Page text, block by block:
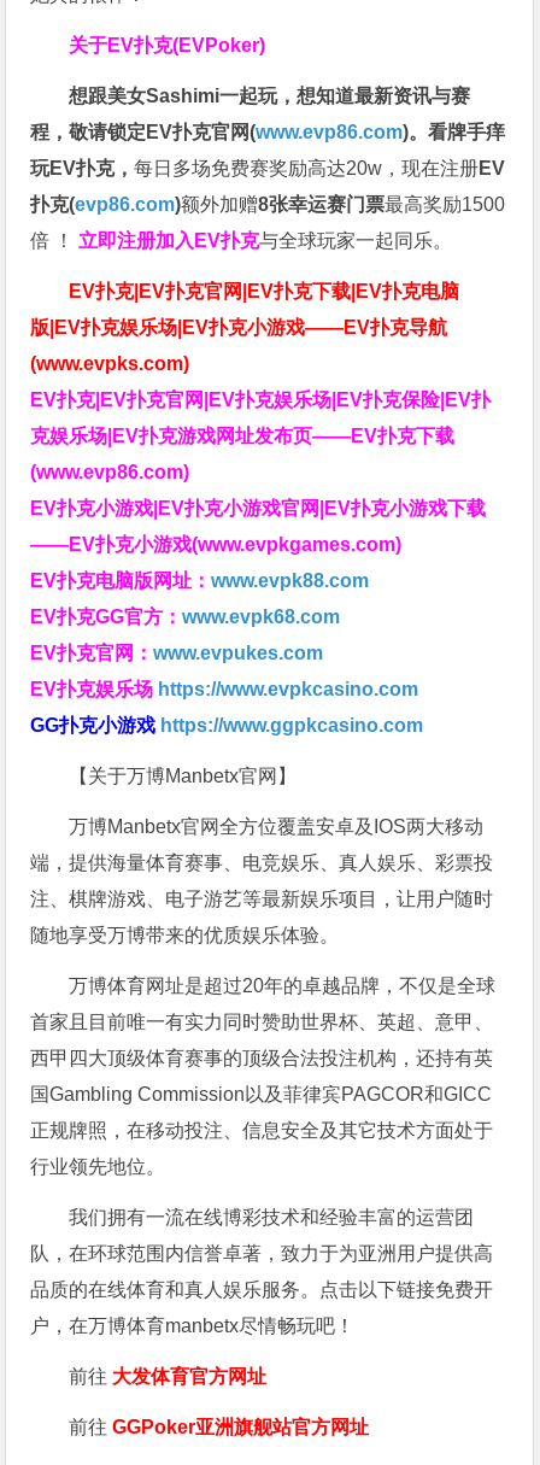
关于EV扑克(EVPoker)
想跟美女Sashimi一起玩，想知道最新资讯与赛
程，敬请锁定EV扑克官网(www.evp86.com)。看牌手痒
玩EV扑克，每日多场免费赛奖励高达20w，现在注册EV
扑克(evp86.com)额外加赠8张幸运赛门票最高奖励1500
倍
！ 立即注册加入EV扑克与全球玩家一起同乐。
EV扑克|EV扑克官网|EV扑克下载|EV扑克电脑
版|EV扑克娱乐场|EV扑克小游戏——EV扑克导航
(www.evpks.com)
EV扑克|EV扑克官网|EV扑克娱乐场|EV扑克保险|EV扑
克娱乐场|EV扑克游戏网址发布页——EV扑克下载
(www.evp86.com)
EV扑克小游戏|EV扑克小游戏官网|EV扑克小游戏下载
——EV扑克小游戏(www.evpkgames.com)
EV扑克电脑版网址：www.evpk88.com
EV扑克GG官方：www.evpk68.com
EV扑克官网：www.evpukes.com
EV扑克娱乐场 https://www.evpkcasino.com
GG扑克小游戏 https://www.ggpkcasino.com
【关于万博Manbetx官网】
万博Manbetx官网全方位覆盖安卓及IOS两大移动
端，提供海量体育赛事、电竞娱乐、真人娱乐、彩票投
注、棋牌游戏、电子游艺等最新娱乐项目，让用户随时
随地享受万博带来的优质娱乐体验。
万博体育网址是超过20年的卓越品牌，不仅是全球
首家且目前唯一有实力同时赞助世界杯、英超、意甲、
西甲四大顶级体育赛事的顶级合法投注机构，还持有英
国Gambling Commission以及菲律宾PAGCOR和GICC
正规牌照，在移动投注、信息安全及其它技术方面处于
行业领先地位。
我们拥有一流在线博彩技术和经验丰富的运营团
队，在环球范围内信誉卓著，致力于为亚洲用户提供高
品质的在线体育和真人娱乐服务。点击以下链接免费开
户，在万博体育manbetx尽情畅玩吧！
前往 大发体育官方网址
前往GGPoker亚洲旗舰站官方网址